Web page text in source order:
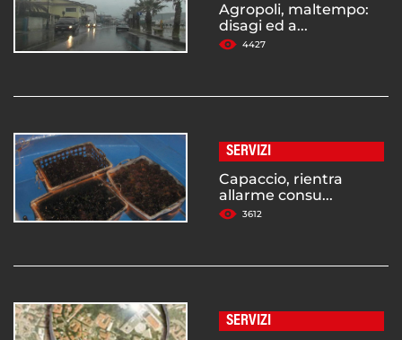
Agropoli, maltempo:
disagi ed a...
4427
SERVIZI
Capaccio, rientra
allarme consu...
3612
SERVIZI